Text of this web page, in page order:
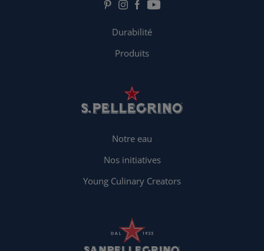
Durabilité
Produits
Notre eau
Nos initiatives
Young Culinary Creators